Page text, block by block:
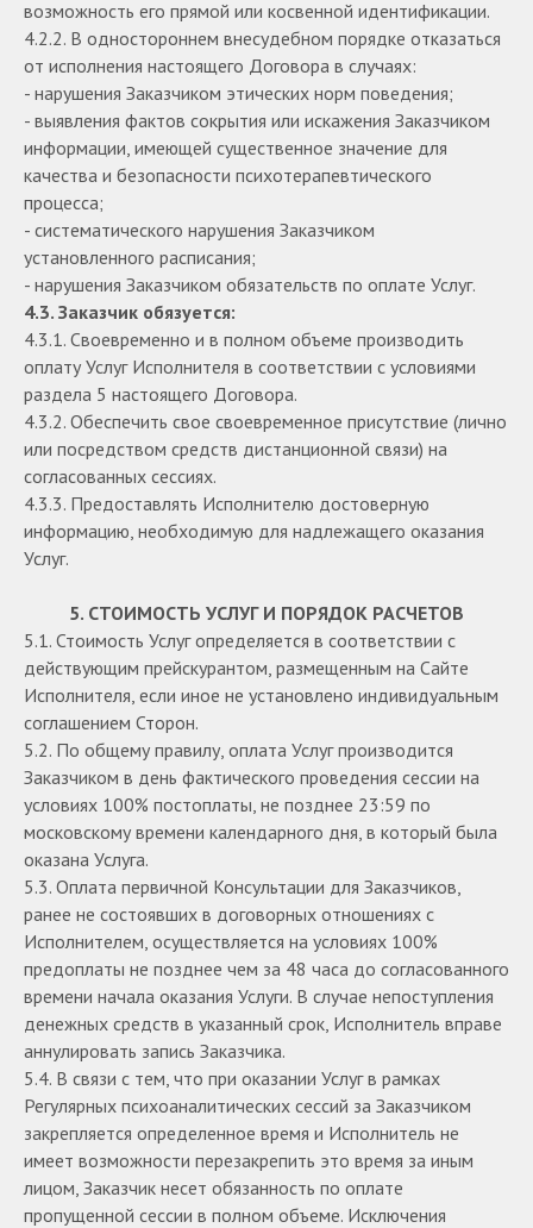
возможность его прямой или косвенной идентификации.
4.2.2. В одностороннем внесудебном порядке отказаться
от исполнения настоящего Договора в случаях:
- нарушения Заказчиком этических норм поведения;
- выявления фактов сокрытия или искажения Заказчиком
информации, имеющей существенное значение для
качества и безопасности психотерапевтического
процесса;
- систематического нарушения Заказчиком
установленного расписания;
- нарушения Заказчиком обязательств по оплате Услуг.
4.3. Заказчик обязуется:
4.3.1. Своевременно и в полном объеме производить
оплату Услуг Исполнителя в соответствии с условиями
раздела 5 настоящего Договора.
4.3.2. Обеспечить свое своевременное присутствие (лично
или посредством средств дистанционной связи) на
согласованных сессиях.
4.3.3. Предоставлять Исполнителю достоверную
информацию, необходимую для надлежащего оказания
Услуг.
5. СТОИМОСТЬ УСЛУГ И ПОРЯДОК РАСЧЕТОВ
5.1. Стоимость Услуг определяется в соответствии с
действующим прейскурантом, размещенным на Сайте
Исполнителя, если иное не установлено индивидуальным
соглашением Сторон.
5.2. По общему правилу, оплата Услуг производится
Заказчиком в день фактического проведения сессии на
условиях 100% постоплаты, не позднее 23:59 по
московскому времени календарного дня, в который была
оказана Услуга.
5.3. Оплата первичной Консультации для Заказчиков,
ранее не состоявших в договорных отношениях с
Исполнителем, осуществляется на условиях 100%
предоплаты не позднее чем за 48 часа до согласованного
времени начала оказания Услуги. В случае непоступления
денежных средств в указанный срок, Исполнитель вправе
аннулировать запись Заказчика.
5.4. В связи с тем, что при оказании Услуг в рамках
Регулярных психоаналитических сессий за Заказчиком
закрепляется определенное время и Исполнитель не
имеет возможности перезакрепить это время за иным
лицом, Заказчик несет обязанность по оплате
пропущенной сессии в полном объеме. Исключения